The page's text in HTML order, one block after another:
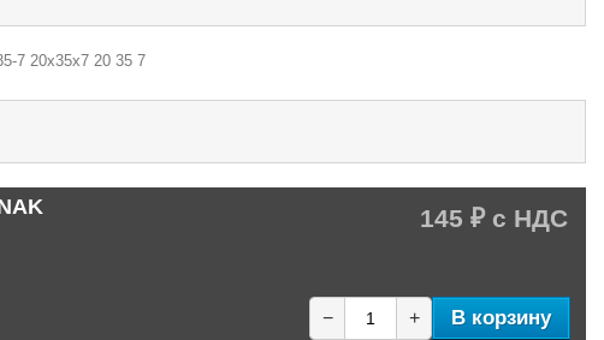
7 20х35х7 20 35 7
145 ₽
− + В корзину